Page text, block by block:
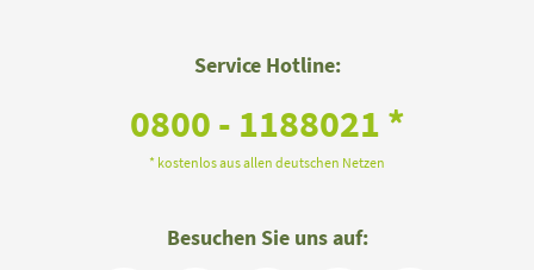
Service Hotline:
0800 - 1188021 *
* kostenlos aus allen deutschen Netzen
Besuchen Sie uns auf: